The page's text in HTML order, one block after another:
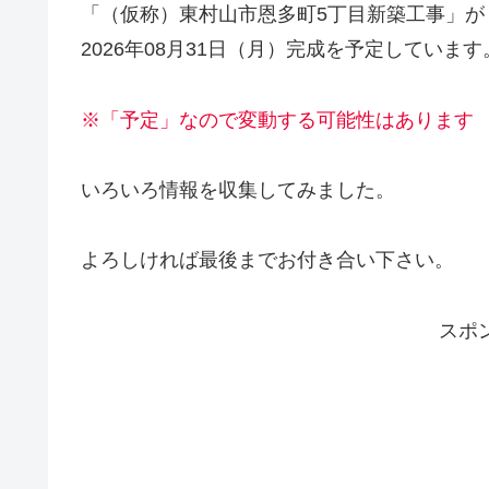
「（仮称）東村山市恩多町5丁目新築工事」が
2026年08月31日（月）完成を予定しています
※「予定」なので変動する可能性はあります
いろいろ情報を収集してみました。
よろしければ最後までお付き合い下さい。
スポ